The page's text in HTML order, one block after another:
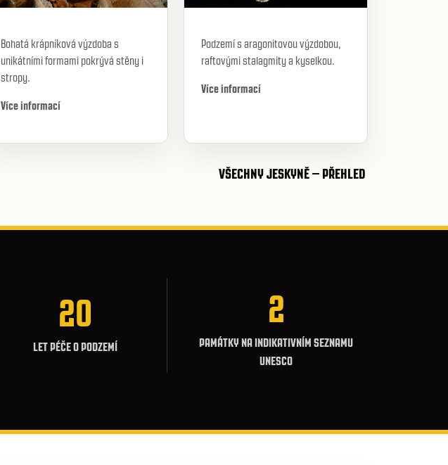
Bohatá krápníková výzdoba s
unikátními formami pokrývá stěny i
stropy.
Více informací
Podzemí s aragonitovou výzdobou,
raftovými stalagmity a kyselkou.
Více informací
VŠECHNY JESKYNĚ – PŘEHLED
20
LET PÉČE O PODZEMÍ
2
PAMÁTKY NA INDIKATIVNÍM SEZNAMU
UNESCO